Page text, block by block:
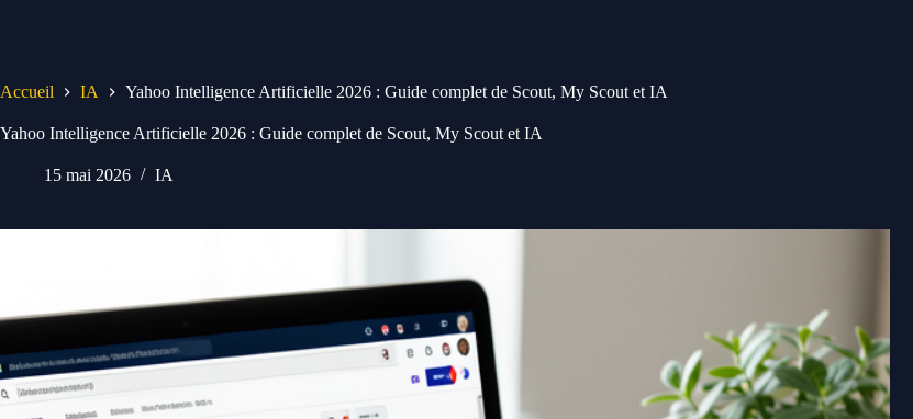
Accueil IA Yahoo Intelligence Artificielle 2026 : Guide complet de Scout, My Scout et IA
Yahoo Intelligence Artificielle 2026 : Guide complet de Scout, My Scout et IA
15 mai 2026 IA